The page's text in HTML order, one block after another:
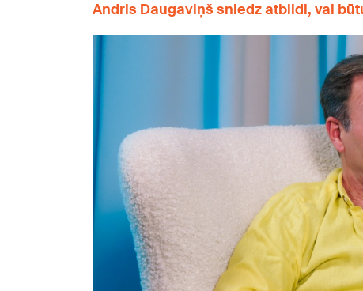
Andris Daugaviņš sniedz atbildi, vai